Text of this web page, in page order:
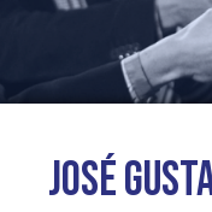
José